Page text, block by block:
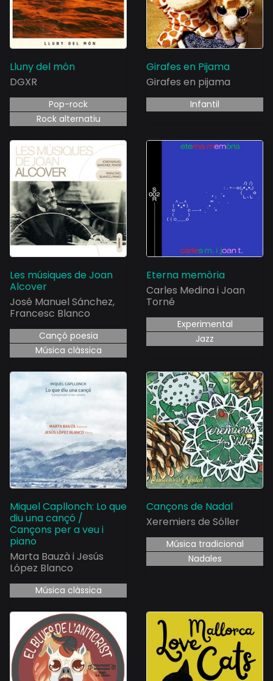
Lluny del món
DGXR
Pop-rock
Rock alternatiu
Girafes en Pijama
Girafes en pijama
Infantil
Les músiques de Joan
Alcover
José Manuel Sánchez,
Francesc Blanco
Cançó poesia
Música clàssica
Eterna memòria
Carles Medina i Joan
Torné
Experimental
Jazz
Miquel Capllonch: Lo que
diu una cançó /
Cançons per a veu i
piano
Marta Bauzà i Jesús
López Blanco
Música clàssica
Cançons de Nadal
Xeremiers de Sóller
Música tradicional
Nadales